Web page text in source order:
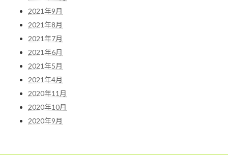
2021年9月
2021年8月
2021年7月
2021年6月
2021年5月
2021年4月
2020年11月
2020年10月
2020年9月